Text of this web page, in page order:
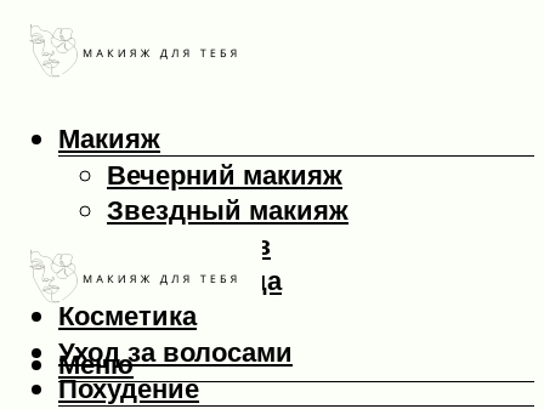
Макияж
Вечерний макияж
Звездный макияж
Макияж глаз
Макияж лица
Косметика
Уход за волосами
Похудение
Меню